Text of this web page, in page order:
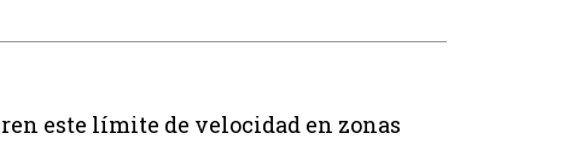
este límite de velocidad en zonas